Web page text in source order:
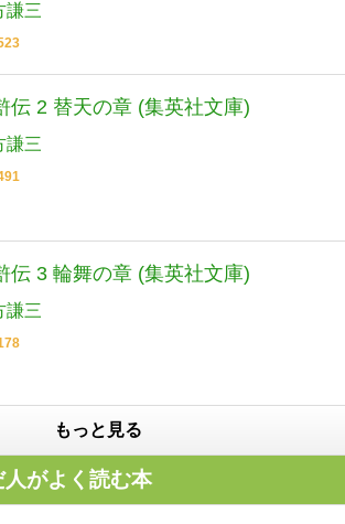
謙三
伝 2 替天の章 (集英社文庫)
謙三
伝 3 輪舞の章 (集英社文庫)
謙三
もっと見る
がよく読む本